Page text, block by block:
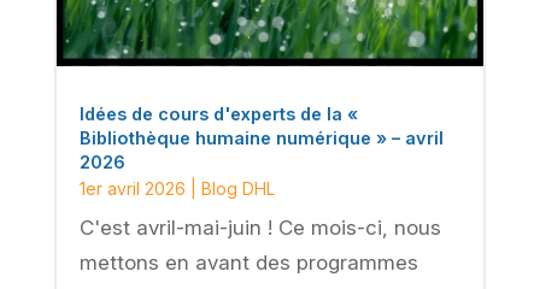
Idées de cours d'experts de la «
Bibliothèque humaine numérique » – avril
2026
1er avril 2026
Blog DHL
C'est avril-mai-juin ! Ce mois-ci, nous
mettons en avant des programmes